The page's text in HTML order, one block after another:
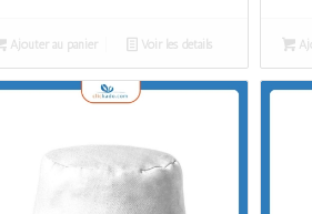
Ajouter au panier Voir les détails